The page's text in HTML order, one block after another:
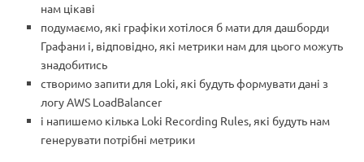
нам цікаві
подумаємо, які графіки хотілося б мати для дашборди
Графани і, відповідно, які метрики нам для цього можуть
знадобитись
створимо запити для Loki, які будуть формувати дані з
логу AWS LoadBalancer
і напишемо кілька Loki Recording Rules, які будуть нам
генерувати потрібні метрики